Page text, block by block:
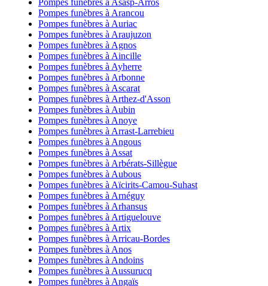
Pompes funèbres à Arancou
Pompes funèbres à Auriac
Pompes funèbres à Araujuzon
Pompes funèbres à Agnos
Pompes funèbres à Aincille
Pompes funèbres à Ayherre
Pompes funèbres à Arbonne
Pompes funèbres à Ascarat
Pompes funèbres à Arthez-d'Asson
Pompes funèbres à Aubin
Pompes funèbres à Anoye
Pompes funèbres à Arrast-Larrebieu
Pompes funèbres à Angous
Pompes funèbres à Assat
Pompes funèbres à Arbérats-Sillègue
Pompes funèbres à Aubous
Pompes funèbres à Aïcirits-Camou-Suhast
Pompes funèbres à Arnéguy
Pompes funèbres à Arhansus
Pompes funèbres à Artiguelouve
Pompes funèbres à Artix
Pompes funèbres à Arricau-Bordes
Pompes funèbres à Anos
Pompes funèbres à Andoins
Pompes funèbres à Aussurucq
Pompes funèbres à Angaïs